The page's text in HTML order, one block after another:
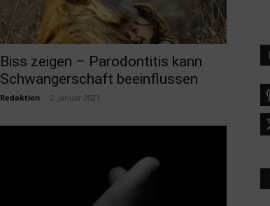
Biss zeigen – Parodontitis kann
Schwangerschaft beeinflussen
Redaktion 2. Januar 2021